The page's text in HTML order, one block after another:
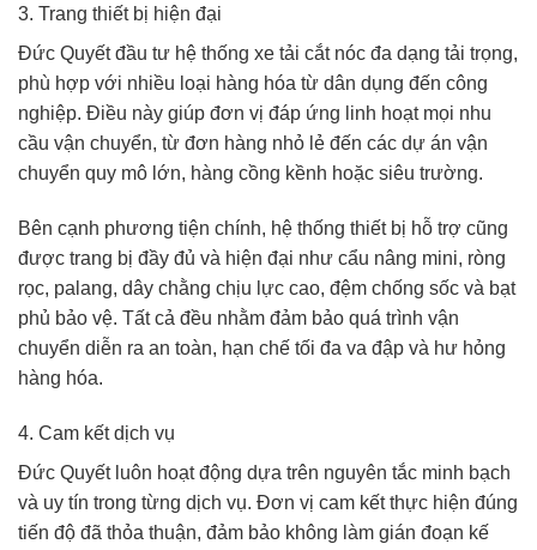
3. Trang thiết bị hiện đại
Đức Quyết đầu tư hệ thống xe tải cắt nóc đa dạng tải trọng,
phù hợp với nhiều loại hàng hóa từ dân dụng đến công
nghiệp. Điều này giúp đơn vị đáp ứng linh hoạt mọi nhu
cầu vận chuyển, từ đơn hàng nhỏ lẻ đến các dự án vận
chuyển quy mô lớn, hàng cồng kềnh hoặc siêu trường.
Bên cạnh phương tiện chính, hệ thống thiết bị hỗ trợ cũng
được trang bị đầy đủ và hiện đại như cẩu nâng mini, ròng
rọc, palang, dây chằng chịu lực cao, đệm chống sốc và bạt
phủ bảo vệ. Tất cả đều nhằm đảm bảo quá trình vận
chuyển diễn ra an toàn, hạn chế tối đa va đập và hư hỏng
hàng hóa.
4. Cam kết dịch vụ
Đức Quyết luôn hoạt động dựa trên nguyên tắc minh bạch
và uy tín trong từng dịch vụ. Đơn vị cam kết thực hiện đúng
tiến độ đã thỏa thuận, đảm bảo không làm gián đoạn kế